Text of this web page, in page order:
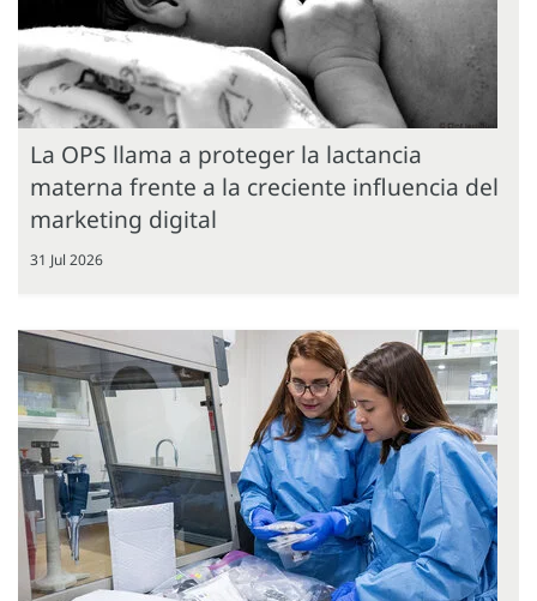
La OPS llama a proteger la lactancia
materna frente a la creciente influencia del
marketing digital
31 Jul 2026